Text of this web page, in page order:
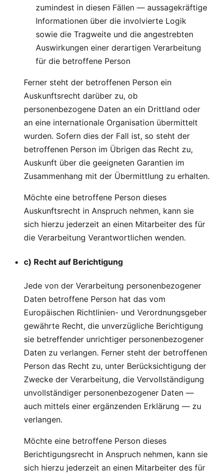
zumindest in diesen Fällen — aussagekräftige
Informationen über die involvierte Logik
sowie die Tragweite und die angestrebten
Auswirkungen einer derartigen Verarbeitung
für die betroffene Person
Ferner steht der betroffenen Person ein
Auskunftsrecht darüber zu, ob
personenbezogene Daten an ein Drittland oder
an eine internationale Organisation übermittelt
wurden. Sofern dies der Fall ist, so steht der
betroffenen Person im Übrigen das Recht zu,
Auskunft über die geeigneten Garantien im
Zusammenhang mit der Übermittlung zu erhalten.
Möchte eine betroffene Person dieses
Auskunftsrecht in Anspruch nehmen, kann sie
sich hierzu jederzeit an einen Mitarbeiter des für
die Verarbeitung Verantwortlichen wenden.
c) Recht auf Berichtigung
Jede von der Verarbeitung personenbezogener
Daten betroffene Person hat das vom
Europäischen Richtlinien- und Verordnungsgeber
gewährte Recht, die unverzügliche Berichtigung
sie betreffender unrichtiger personenbezogener
Daten zu verlangen. Ferner steht der betroffenen
Person das Recht zu, unter Berücksichtigung der
Zwecke der Verarbeitung, die Vervollständigung
unvollständiger personenbezogener Daten —
auch mittels einer ergänzenden Erklärung — zu
verlangen.
Möchte eine betroffene Person dieses
Berichtigungsrecht in Anspruch nehmen, kann sie
sich hierzu jederzeit an einen Mitarbeiter des für